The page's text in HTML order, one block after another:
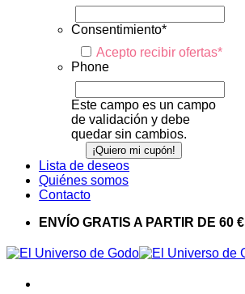
Consentimiento*
Acepto recibir ofertas*
Phone
Este campo es un campo
de validación y debe
quedar sin cambios.
Lista de deseos
Quiénes somos
Contacto
ENVÍO GRATIS A PARTIR DE 60 €